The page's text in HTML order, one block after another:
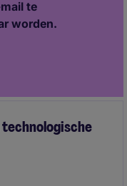
employee
te
worden.